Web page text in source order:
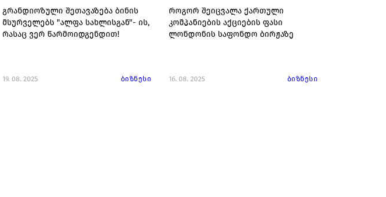
გრანდიოზული შეთავაზება ბინის
მსურველებს "ალფა სახლისგან"- ის,
რასაც ვერ წარმოიდგენდით!
19. 08. 2025 ბიზნესი
როგორ შეიცვალა ქართული
კომპანიების აქციების ფასი
ლონდონის საფონდო ბირჟაზე
16. 08. 2025 ბიზნესი